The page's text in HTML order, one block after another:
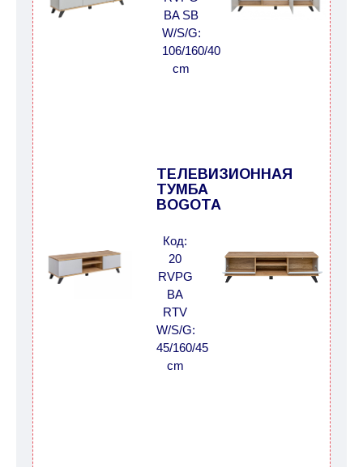
BA SB
W/S/G:
106/160/40
cm
ТЕЛЕВИЗИОННАЯ
ТУМБА
BOGOTA
Код:
20
RVPG
BA
RTV
W/S/G:
45/160/45
cm